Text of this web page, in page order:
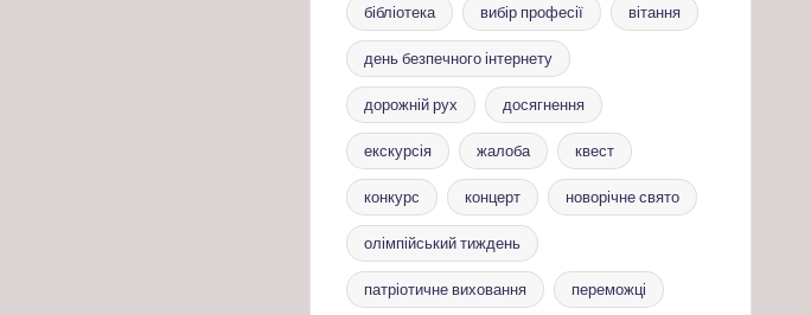
бібліотека вибір професії вітання
день безпечного інтернету
дорожній рух досягнення
екскурсія жалоба квест
конкурс концерт новорічне свято
олімпійський тиждень
патріотичне виховання переможці